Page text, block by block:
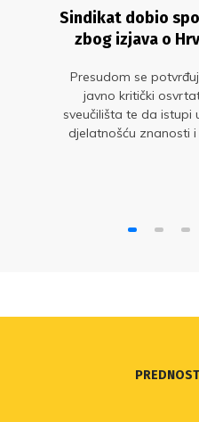
Sindikat dobio
zbog izjava o
Presudom se
javno kritički
sveučilišta te da istupi
djelatnošću znanosti